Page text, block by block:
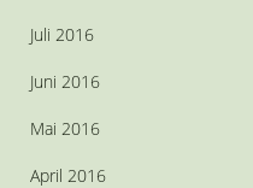
Juli 2016
Juni 2016
Mai 2016
April 2016